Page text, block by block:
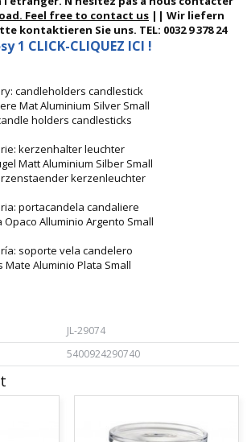
Feel free to contact us || Wir liefern
kontaktieren Sie uns. TEL: 0032 9 378 24
1 CLICK-CLIQUEZ ICI !
candleholders candlestick
Mat Aluminium Silver Small
holders candlesticks
kerzenhalter leuchter
Matt Aluminium Silber Small
kerzenleuchter
portacandela candaliere
Opaco Alluminio Argento Small
soporte vela candelero
Mate Aluminio Plata Small
JL-29074
5400924290740